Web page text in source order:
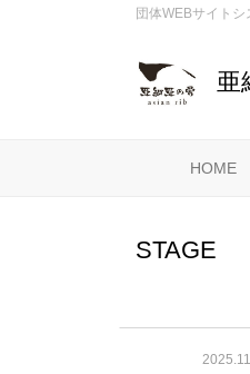
団体WEBサイト
亜
HOME
STAGE